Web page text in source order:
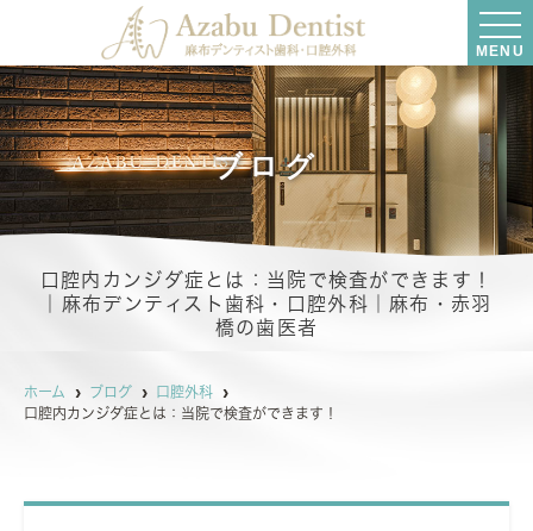
MENU
ブログ
口腔内カンジダ症とは：当院で検査ができます！
｜麻布デンティスト歯科・口腔外科｜麻布・赤羽
橋の歯医者
ホーム ブログ
口腔外科
口腔内カンジダ症とは：当院で検査ができます！